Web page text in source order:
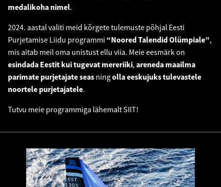
medalikoha nimel.
2024. aastal valiti meid kõrgete tulemuste põhjal Eesti
Purjetamise Liidu programmi “Noored Talendid Olümpiale”,
mis aitab meil oma unistust ellu viia. Meie eesmärk on
esindada Eestit kui tugevat mereriiki, areneda maailma
parimate purjetajate seas ningolla eeskujuks tulevastele
noortele purjetajatele.
Tutvu meie programmiga lähemaltSIIT!